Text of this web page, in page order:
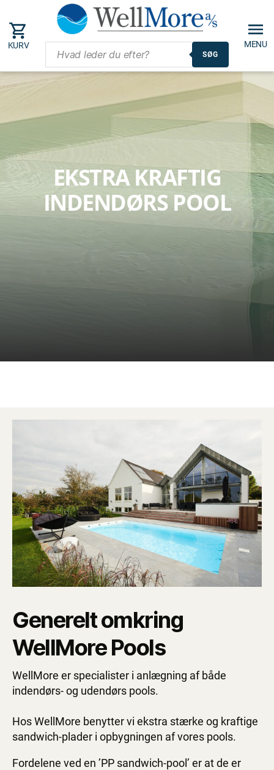
SØG
KURV MENU
Forside/Pool/Indendørs pool/Ekstra kraftig indendørs
EKSTRA KRAFTIG
INDENDØRS POOL
Generelt omkring
WellMore Pools
WellMore er specialister i anlægning af både
indendørs- og udendørs pools.
Hos WellMore benytter vi ekstra stærke og kraftige
sandwich-plader i opbygningen af vores pools.
Fordelene ved en ’PP sandwich-pool’ er at de er